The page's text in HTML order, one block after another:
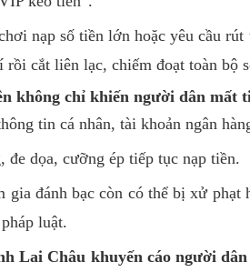
nạp số tiền lớn hoặc yêu cầu
rồi cắt liên lạc, chiếm đoạt toàn bộ
không chỉ khiến người dân mất
tin cá nhân, tài khoản ngân
đe dọa, cưỡng ép tiếp tục nạp tiền.
gia đánh bạc còn có thể bị xử
luật.
Lai Châu khuyến cáo người